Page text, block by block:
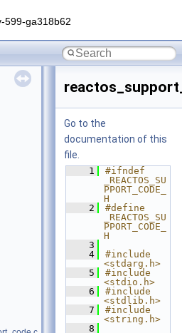
599-ga318b62
Go to the
documentation of this
file.
    1
#ifndef
_REACTOS_SU
PPORT_CODE_
H
    2
#define
_REACTOS_SU
PPORT_CODE_
H
    3
    4
#include
<stdarg.h>
    5
#include
<stdio.h>
    6
#include
<stdlib.h>
    7
#include
<string.h>
    8